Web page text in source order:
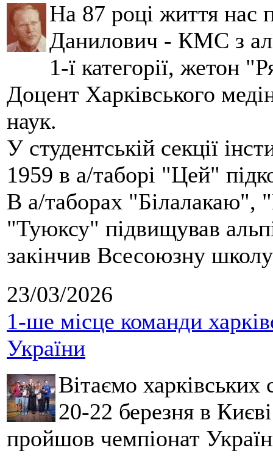
На 87 році життя нас
Данилович - КМС з
1-ї категорії, жетон
Доцент Харківського
наук.
У студентській секції
1959 в а/таборі "Цей"
В а/таборах "Білалакаю",
"Туюксу" підвищував
закінчив Всесоюзну
23/03/2026
1-ше місце команди
України
Вітаємо
20-22 березня в
пройшов чемпіонат